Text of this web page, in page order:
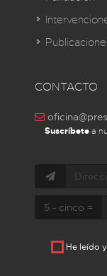
CONTACTO
Suscríbetea
5 - cinco =
He leído